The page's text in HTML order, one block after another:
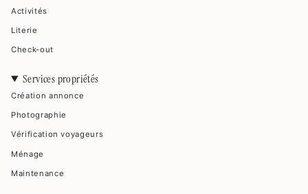
Activités
Literie
Check-out
Services propriétés
Création annonce
Photographie
Vérification voyageurs
Ménage
Maintenance